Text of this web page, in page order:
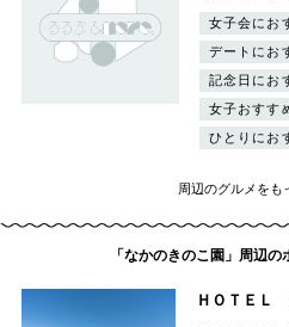
女子会にお
デートにお
記念日にお
女子おすす
ひとりにお
周辺のグルメをも
「なかのきのこ園」周辺
ＨＯＴＥ